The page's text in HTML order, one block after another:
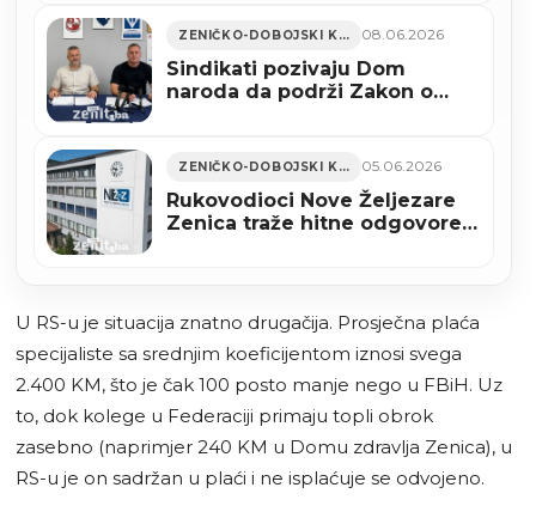
ZENIČKO-DOBOJSKI KANTON 08.06.2026
Sindikati pozivaju Dom
naroda da podrži Zakon o
ZENIČKO-DOBOJSKI KANTON 05.06.2026
Rukovodioci Nove Željezare
Zenica traže hitne odgovore
U RS-u je situacija znatno drugačija. Prosječna plaća
specijaliste sa srednjim koeficijentom iznosi svega
2.400 KM, što je čak 100 posto manje nego u FBiH. Uz
to, dok kolege u Federaciji primaju topli obrok
zasebno (naprimjer 240 KM u Domu zdravlja Zenica), u
RS-u je on sadržan u plaći i ne isplaćuje se odvojeno.